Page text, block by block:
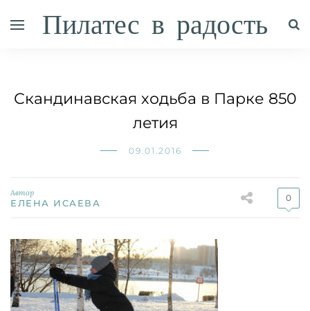
Пилатес в радость
Скандинавская ходьба в Парке 850
летия
09.01.2016
Автор
ЕЛЕНА ИСАЕВА 0